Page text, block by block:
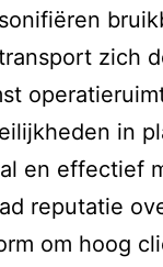
zich
in
en effectief
reputatie
om hoog